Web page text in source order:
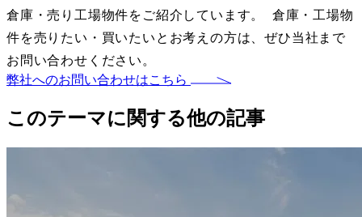
倉庫・売り工場物件をご紹介しています。 倉庫・工場物
件を売りたい・買いたいとお考えの方は、ぜひ当社まで
お問い合わせください。
弊社へのお問い合わせはこちら
このテーマに関する他の記事